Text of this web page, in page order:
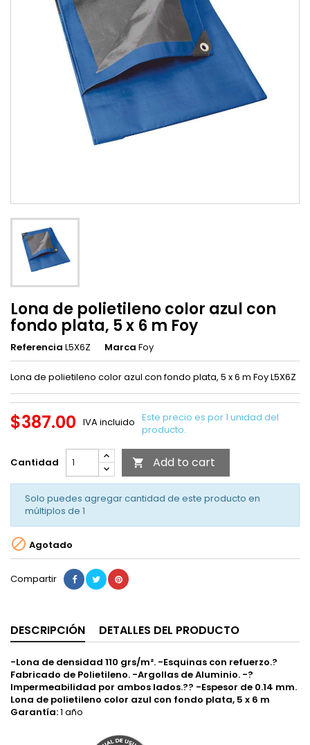
Lona de polietileno color azul con
fondo plata, 5 x 6 m Foy
Referencia L5X6Z Marca Foy
Lona de polietileno color azul con fondo plata, 5 x 6 m Foy L5X6Z
$387.00 IVA incluido Este precio es por 1 unidad del
producto.
Cantidad  Add to cart
Solo puedes agregar cantidad de este producto en
múltiplos de 1
 Agotado
Compartir
DESCRIPCIÓN DETALLES DEL PRODUCTO
-Lona de densidad 110 grs/m². -Esquinas con refuerzo.?
Fabricado de Polietileno. -Argollas de Aluminio. -?
Impermeabilidad por ambos lados.?? -Espesor de 0.14 mm.
Lona de polietileno color azul con fondo plata, 5 x 6 m
Garantía:1 año